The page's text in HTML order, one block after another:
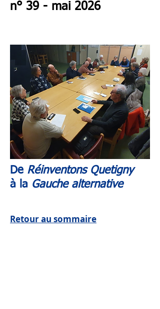
n° 39 - mai 2026
De Réinventons Quetigny
à la Gauche alternative
Retour au sommaire